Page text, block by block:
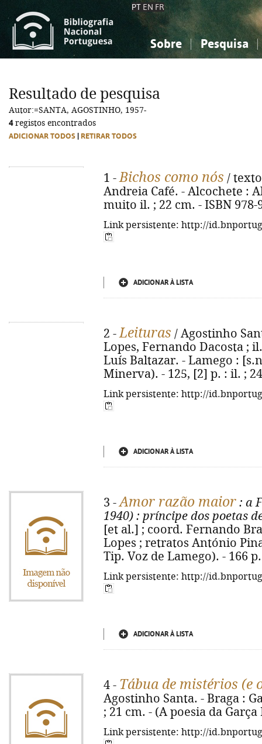
PT EN FR
Sobre Pesquisa
Ciências sociais...
Ciências sociais...
Resultado de pesquisa
Autor:=SANTA, AGOSTINHO, 1957-
4registos encontrados
ADICIONAR TODOS RETIRAR TODOS
1 -Bichos como nós /
Andreia Café. - Alcochete :
muito il. ; 22 cm. - ISBN 978-
Link persistente: http://
ADICIONAR À LISTA
2 -Leituras / Agostinho
Lopes, Fernando Dacosta ;
Luís Baltazar. - Lamego :
Minerva). - 125, [2] p. : il. ;
Link persistente: http://
ADICIONAR À LISTA
3 -Amor razão maior : a
1940) : príncipe dos poetas
[et al.] ; coord. Fernando
Lopes ; retratos António
Tip. Voz de Lamego). - 166
Link persistente: http://
ADICIONAR À LISTA
4 - Tábua de mistérios (e
Agostinho Santa. - Braga :
; 21 cm. - (A poesia da
Link persistente: http://